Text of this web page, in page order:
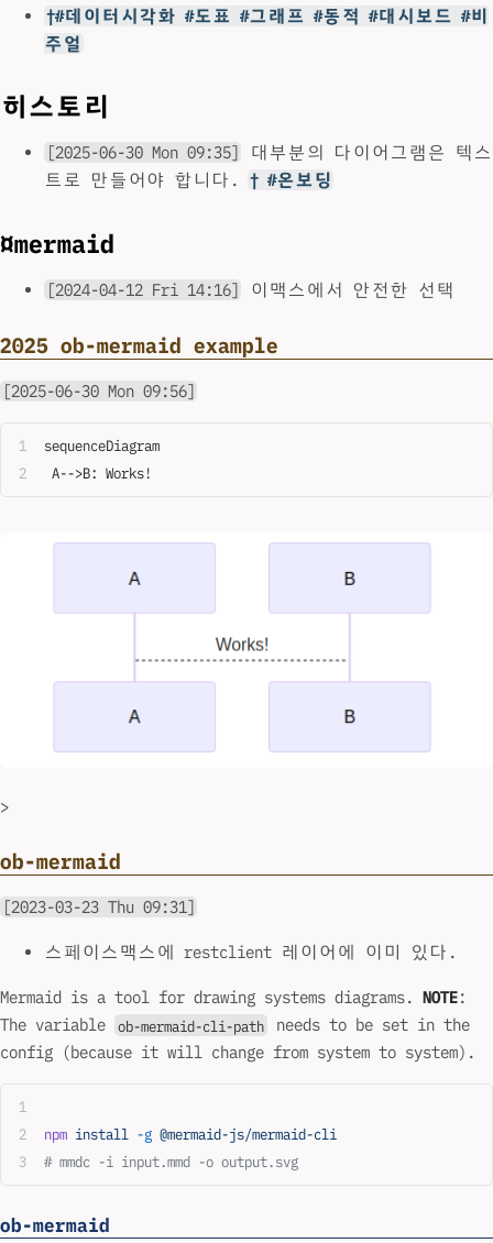
†#데이터시각화 #도표 #그래프 #동적 #대시보드 #비
주얼
히스토리
[2025-06-30 Mon 09:35]
대부분의 다이어그램은 텍스
트로 만들어야 합니다.
† #온보딩
¤mermaid
[2024-04-12 Fri 14:16] 이맥스에서 안전한 선택
2025 ob-mermaid example
[2025-06-30 Mon 09:56]
sequenceDiagram
A-->B: Works!
>
ob-mermaid
[2023-03-23 Thu 09:31]
스페이스맥스에 restclient 레이어에 이미 있다.
Mermaid is a tool for drawing systems diagrams. NOTE:
The variable
ob-mermaid-cli-path
needs to be set in the
config (because it will change from system to system).
npm install -g @mermaid-js/mermaid-cli
# mmdc -i input.mmd -o output.svg
ob-mermaid